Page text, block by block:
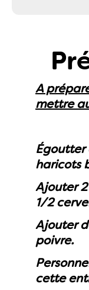
A
mettre
Égoutter
haricots
Ajouter
1/2
Ajouter
poivre.
cette